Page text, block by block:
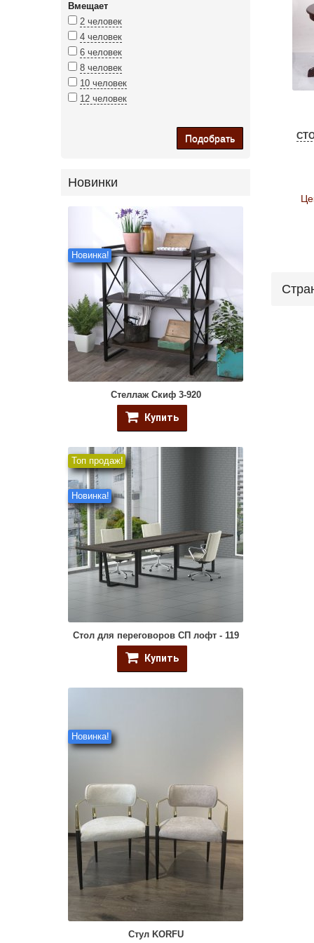
Вмещает
2 человек
4 человек
6 человек
8 человек
10 человек
12 человек
Подобрать
Новинки
Новинка!
Стеллаж Скиф 3-920
Купить
Топ продаж!
Новинка!
Стол для переговоров СП лофт - 119
Купить
Новинка!
Стул KORFU